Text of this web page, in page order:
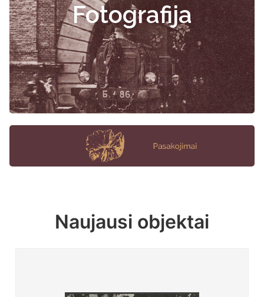
Fotografija
Naujausi objektai